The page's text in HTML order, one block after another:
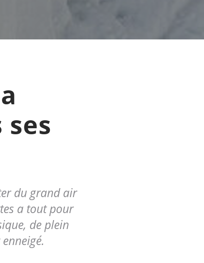
du grand air
a tout pour
de plein